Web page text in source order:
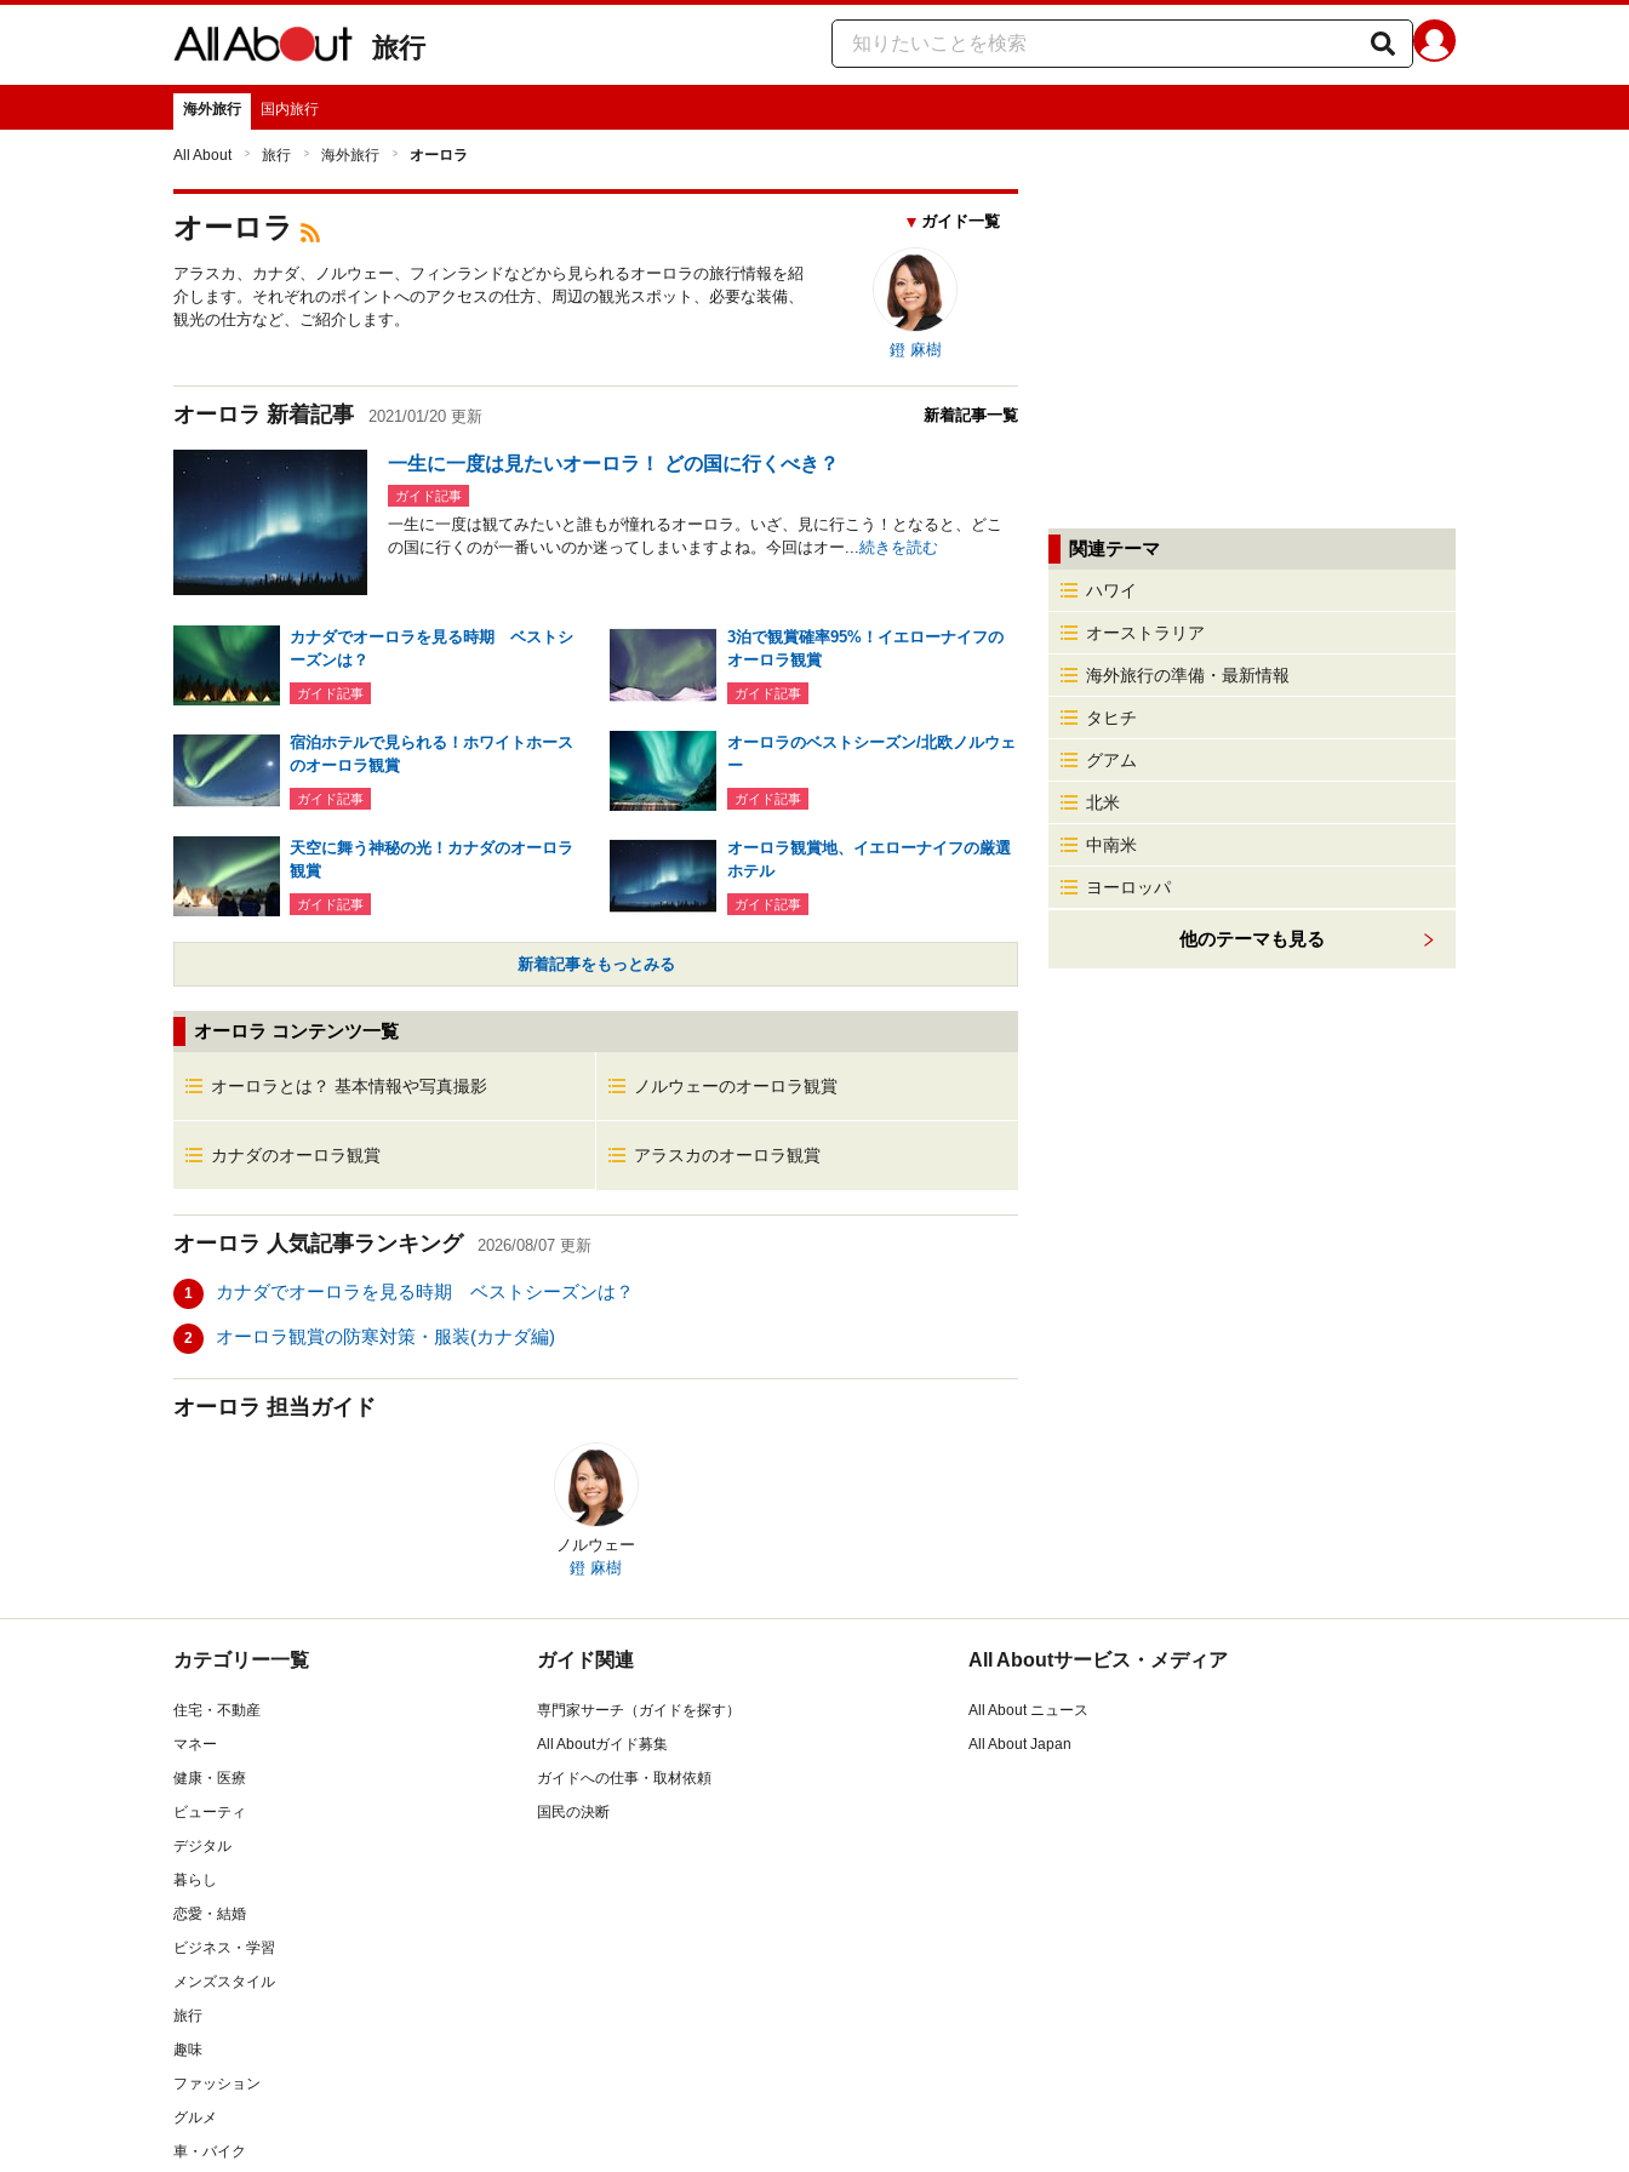
旅行
海外旅行 国内旅行
All About 旅行 海外旅行 オーロラ
オーロラ
アラスカ、カナダ、ノルウェー、フィンランドなどから見られるオーロラの旅行情報を紹
介します。それぞれのポイントへのアクセスの仕方、周辺の観光スポット、必要な装備、
観光の仕方など、ご紹介します。
ガイド一覧
鐙 麻樹
オーロラ 新着記事 2021/01/20 更新 新着記事一覧
一生に一度は見たいオーロラ！ どの国に行くべき？
ガイド記事
一生に一度は観てみたいと誰もが憧れるオーロラ。いざ、見に行こう！となると、どこ
の国に行くのが一番いいのか迷ってしまいますよね。今回はオー...続きを読む
カナダでオーロラを見る時期 ベストシ
ーズンは？
ガイド記事
3泊で観賞確率95%！イエローナイフの
オーロラ観賞
ガイド記事
宿泊ホテルで見られる！ホワイトホース
のオーロラ観賞
ガイド記事
オーロラのベストシーズン/北欧ノルウェ
ー
ガイド記事
天空に舞う神秘の光！カナダのオーロラ
観賞
ガイド記事
オーロラ観賞地、イエローナイフの厳選
ホテル
ガイド記事
新着記事をもっとみる
オーロラ コンテンツ一覧
オーロラとは？ 基本情報や写真撮影 ノルウェーのオーロラ観賞
カナダのオーロラ観賞 アラスカのオーロラ観賞
オーロラ 人気記事ランキング 2026/08/07 更新
1 カナダでオーロラを見る時期 ベストシーズンは？
2 オーロラ観賞の防寒対策・服装(カナダ編)
オーロラ 担当ガイド
ノルウェー
鐙 麻樹
関連テーマ
ハワイ
オーストラリア
海外旅行の準備・最新情報
タヒチ
グアム
北米
中南米
ヨーロッパ
他のテーマも見る
カテゴリー一覧
住宅・不動産
マネー
健康・医療
ビューティ
デジタル
暮らし
恋愛・結婚
ビジネス・学習
メンズスタイル
旅行
趣味
ファッション
グルメ
車・バイク
ガイド関連
専門家サーチ（ガイドを探す）
All Aboutガイド募集
ガイドへの仕事・取材依頼
国民の決断
All Aboutサービス・メディア
All About ニュース
All About Japan